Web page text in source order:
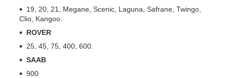
19, 20, 21, Megane, Scenic, Laguna, Safrane, Twingo,
Clio, Kangoo.
ROVER
25, 45, 75, 400, 600.
SAAB
900